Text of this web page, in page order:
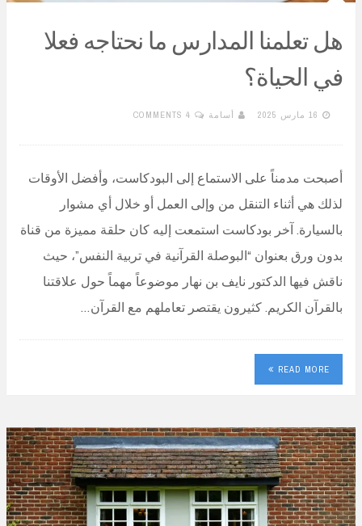
هل تعلمنا المدارس ما نحتاجه فعلا
في الحياة؟
16 مارس 2025 أسامة 4 COMMENTS
أصبحت مدمناً على الاستماع إلى البودكاست، وأفضل الأوقات
لذلك هي أثناء التنقل من وإلى العمل أو خلال أي مشوار
بالسيارة. آخر بودكاست استمعت إليه كان حلقة مميزة من قناة
بدون ورق بعنوان “البوصلة القرآنية في تربية النفس”، حيث
ناقش فيها الدكتور نايف بن نهار موضوعاً مهماً حول علاقتنا
بالقرآن الكريم. كثيرون يقتصر تعاملهم مع القرآن…
READ MORE